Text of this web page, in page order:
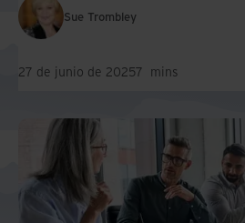
Turkey
North America
Sue Trombley
27 de junio de 20257 mins